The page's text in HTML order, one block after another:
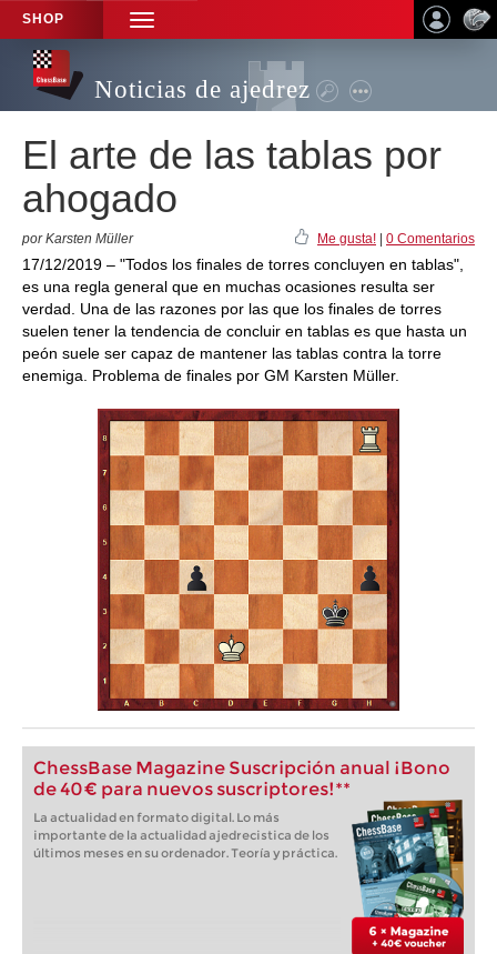
SHOP
TOGGLE
NAVIGATION
Noticias de ajedrez
El arte de las tablas por
ahogado
por Karsten Müller Me gusta! 0 Comentarios
17/12/2019 – "Todos los finales de torres concluyen en tablas",
es una regla general que en muchas ocasiones resulta ser
verdad. Una de las razones por las que los finales de torres
suelen tener la tendencia de concluir en tablas es que hasta un
peón suele ser capaz de mantener las tablas contra la torre
enemiga. Problema de finales por GM Karsten Müller.
ChessBase Magazine Suscripción anual ¡Bono
de 40 € para nuevos suscriptores!**
La actualidad en formato digital. Lo más
importante de la actualidad ajedrecistica de los
últimos meses en su ordenador. Teoría y práctica.